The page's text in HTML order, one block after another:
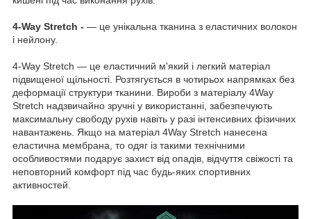
4-Way Stretch - — це унікальна тканина з еластичних волокон
і нейлону.
4-Way Stretch — це еластичний м'який і легкий матеріал
підвищеної щільності. Розтягується в чотирьох напрямках без
деформації структури тканини. Вироби з матеріалу 4Way
Stretch надзвичайно зручні у використанні, забезпечують
максимальну свободу рухів навіть у разі інтенсивних фізичних
навантажень. Якщо на матеріал 4Way Stretch нанесена
еластична мембрана, то одяг із такими технічними
особливостями подарує захист від опадів, відчуття свіжості та
неповторний комфорт під час будь-яких спортивних
активностей.